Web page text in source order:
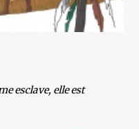
esclave, elle est